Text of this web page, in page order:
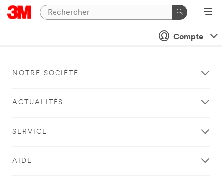
Compte
NOTRE SOCIÉTÉ
ACTUALITÉS
SERVICE
AIDE